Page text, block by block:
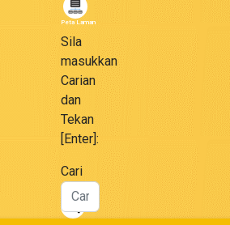
Peta Laman
Sila
masukkan
Carian
dan
Tekan
[Enter]:
Cari